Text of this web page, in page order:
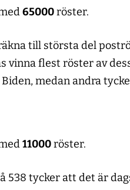
65000röster.
till största del
vinna flest röster av
medan andra
11000röster.
538 tycker att det är